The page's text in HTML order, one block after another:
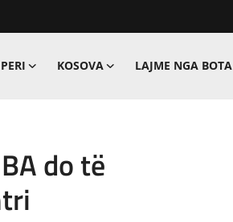
KOSOVA LAJME NGA BOTA
do të